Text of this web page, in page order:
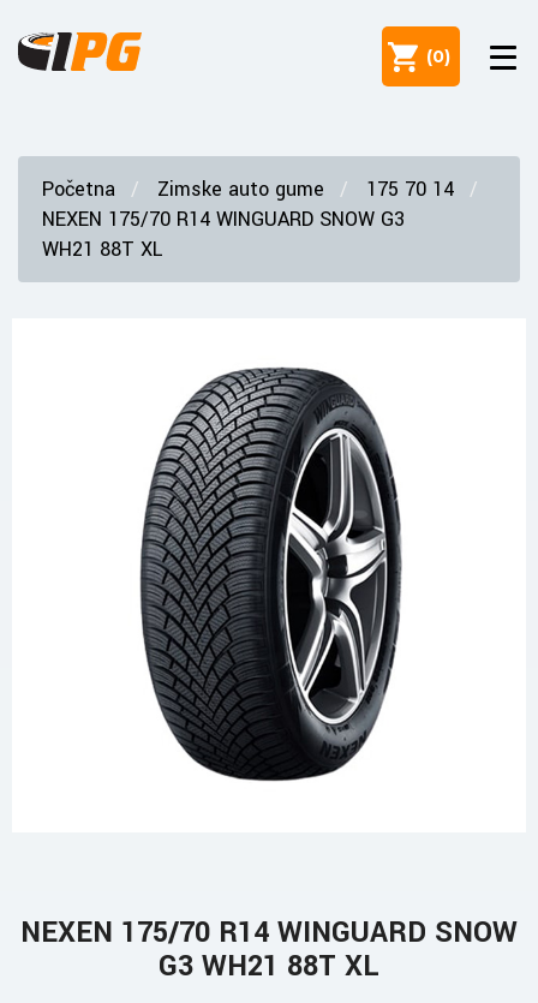
(0)
Početna Zimske auto gume
175 70 14
NEXEN 175/70 R14 WINGUARD SNOW G3
WH21 88T XL
NEXEN 175/70 R14 WINGUARD SNOW
G3 WH21 88T XL